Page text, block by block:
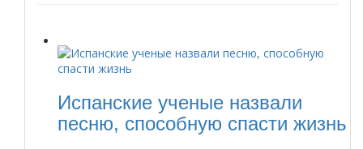
Испанские ученые назвали
песню, способную спасти жизнь